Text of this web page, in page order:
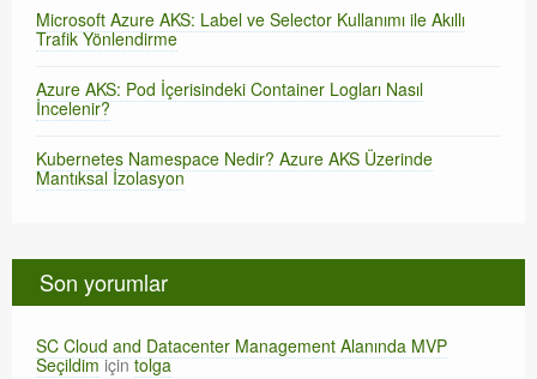
Microsoft Azure AKS: Label ve Selector Kullanımı ile Akıllı
Trafik Yönlendirme
Azure AKS: Pod İçerisindeki Container Logları Nasıl
İncelenir?
Kubernetes Namespace Nedir? Azure AKS Üzerinde
Mantıksal İzolasyon
Son yorumlar
SC Cloud and Datacenter Management Alanında MVP
Seçildimiçintolga